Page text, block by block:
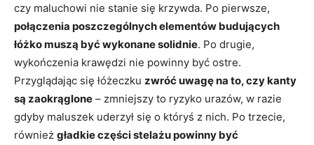
czy maluchowi nie stanie się krzywda. Po pierwsze,
połączenia poszczególnych elementów budujących
łóżko muszą być wykonane solidnie. Po drugie,
wykończenia krawędzi nie powinny być ostre.
Przyglądając się łóżeczku zwróć uwagę na to, czy kanty
są zaokrąglone – zmniejszy to ryzyko urazów, w razie
gdyby maluszek uderzył się o któryś z nich. Po trzecie,
również gładkie części stelażu powinny być